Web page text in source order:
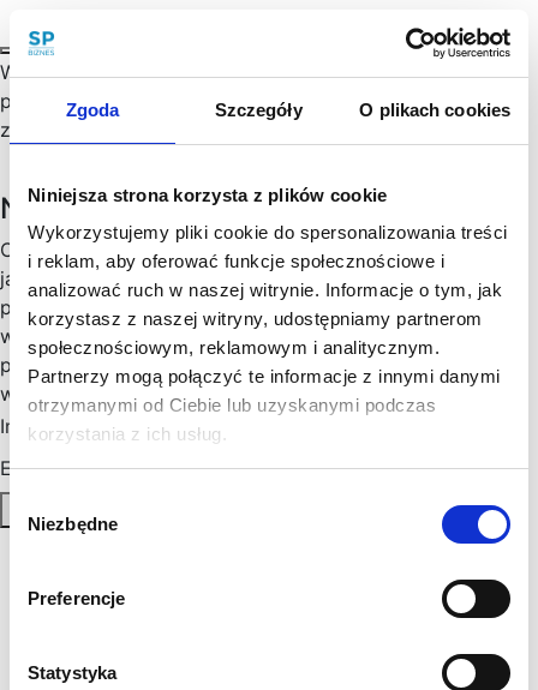
Zgoda Szczegóły O plikach cookies
Niniejsza strona korzysta z plików cookie
Wykorzystujemy pliki cookie do spersonalizowania treści
i reklam, aby oferować funkcje społecznościowe i
analizować ruch w naszej witrynie. Informacje o tym, jak
korzystasz z naszej witryny, udostępniamy partnerom
społecznościowym, reklamowym i analitycznym.
Partnerzy mogą połączyć te informacje z innymi danymi
otrzymanymi od Ciebie lub uzyskanymi podczas
korzystania z ich usług.
Wybór
zgody
Niezbędne
Preferencje
Statystyka
W styczniu 2023 r. Sejm uchwalił zmiany w kodeksie
pracy, co oznacza, że nowe przepisy regulujące pracę
zdalną wejdą w życie z dniem 7 kwietnia 2023 r.…
Newsletter
Chętny, chętna na więcej praktycznych porad prawnych
jak wesprzeć rozwój Twojego biznesu, zoptymalizować
podatki, zminimalizować formalności? Cenimy Twój czas:
wysyłamy konkrety, rzetelne informacje sprawdzone w
praktyce i ważne aktualizacje w prawie, które mogą mieć
wpływ na Twoj biznes. Skorzystaj!
Imię*
Email*
RODO